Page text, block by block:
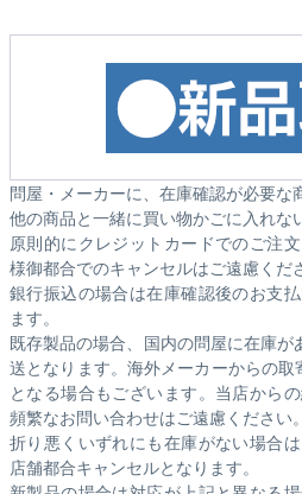
問屋・メーカーに、在庫確認が必要な
他の商品と一緒に買い物かごに入れな
原則的にクレジットカードでのご注
様御都合でのキャンセルはご遠慮くだ
銀行振込の場合は在庫確認後のお支
ます。
既存製品の場合、国内の問屋に在庫
送となります。海外メーカーからの
となる場合もございます。 当店から
頻繁なお問い合わせはご遠慮ください。
折り悪くいずれにも在庫がない場合
店舗都合キャンセルとなります。